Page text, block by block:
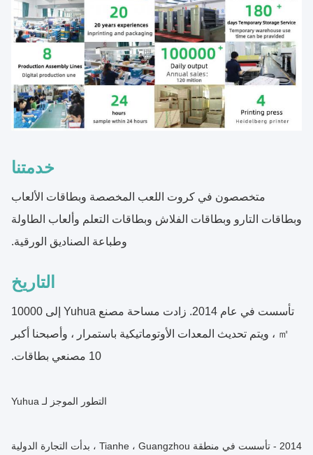
خدمتنا
متخصصون في كروت اللعب المخصصة وبطاقات الألعاب
وبطاقات التارو وبطاقات الفلاش وبطاقات التعلم وألعاب الطاولة
وطباعة الصناديق الورقية.
التاريخ
تأسست في عام 2014. زادت مساحة مصنع Yuhua إلى 10000
㎡ ، ويتم تحديث المعدات الأوتوماتيكية باستمرار ، وأصبحنا أكبر
10 مصنعي بطاقات.
التطور الموجز لـ Yuhua
2014 - تأسست في منطقة Tianhe ، Guangzhou ، بدأت التجارة الدولية